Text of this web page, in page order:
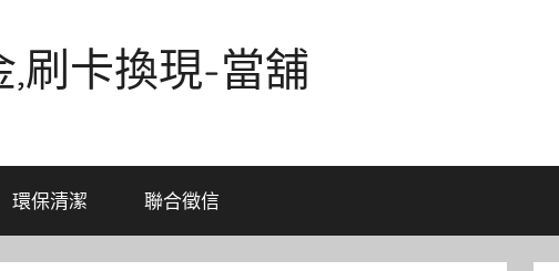
,刷卡換現-當舖
環保清潔 聯合徵信